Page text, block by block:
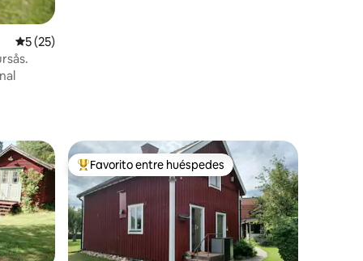
Calificación promedio: 5 de 5, 25 reseñas
5 (25)
Favorito entre huéspedes preferido
Favorito entre huéspedes